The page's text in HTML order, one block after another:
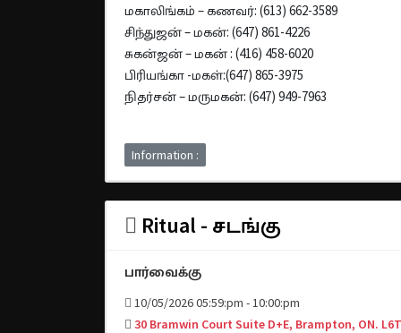
மகாலிங்கம் – கணவர்: (613) 662-3589
சிந்துஜன் – மகன்: (647) 861-4226
சுகன்ஜன் – மகன் : (416) 458-6020
பிரியங்கா -மகள்:(647) 865-3975
நிதர்சன் – மருமகன்: (647) 949-7963
Information :
Ritual - சடங்கு
பார்வைக்கு
10/05/2026 05:59:pm - 10:00:pm
30 Bramwin Court Suite D+E, Brampton, ON.